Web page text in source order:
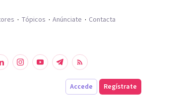
Tópicos Anúnciate Contacta
Accede Regístrate